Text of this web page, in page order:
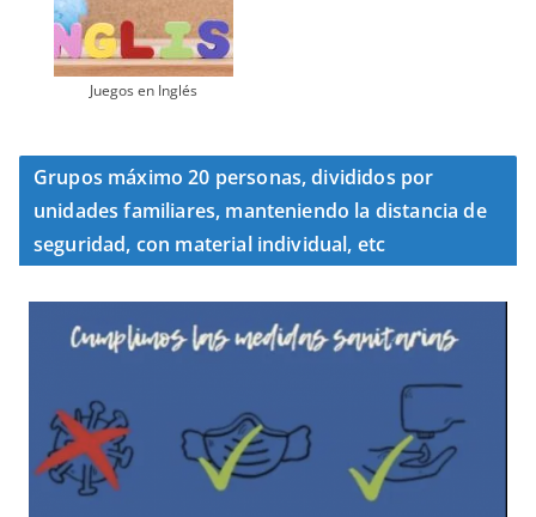
Juegos en Inglés
Grupos máximo 20 personas, divididos por
unidades familiares, manteniendo la distancia de
seguridad, con material individual, etc